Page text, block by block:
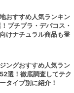
おすすめ人気ランキン
プチプラ・デパコス・
けナチュラル商品も登
ングおすすめ人気ラン
選！徹底調査してテク
タイプ別に紹介！